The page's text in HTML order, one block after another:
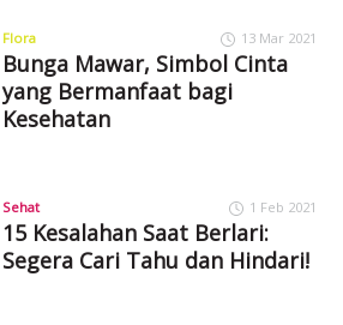
Flora 13 Mar 2021
Bunga Mawar, Simbol Cinta
yang Bermanfaat bagi
Kesehatan
Sehat 1 Feb 2021
15 Kesalahan Saat Berlari:
Segera Cari Tahu dan Hindari!